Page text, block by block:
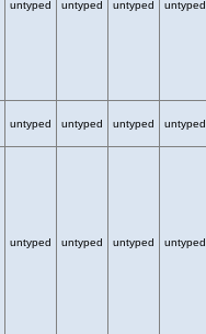
untyped untyped untyped untyped
untyped untyped untyped untyped
untyped untyped untyped untyped